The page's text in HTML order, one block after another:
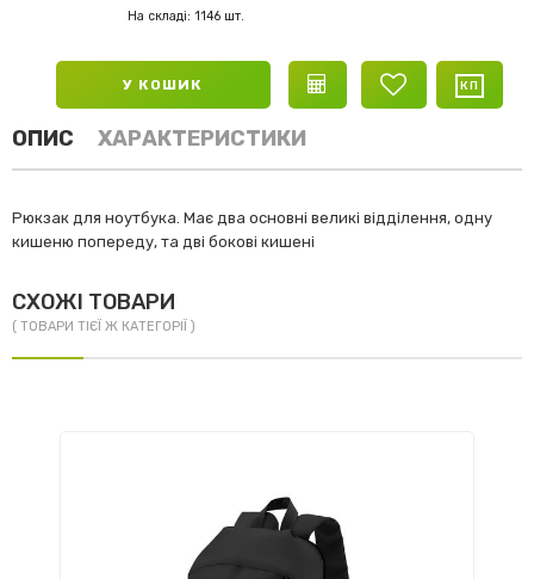
На складі: 1146 шт.
У КОШИК
ОПИС ХАРАКТЕРИСТИКИ
Рюкзак для ноутбука. Має два основні великі відділення, одну
кишеню попереду, та дві бокові кишені
СХОЖІ ТОВАРИ
( ТОВАРИ ТІЄЇ Ж КАТЕГОРІЇ )